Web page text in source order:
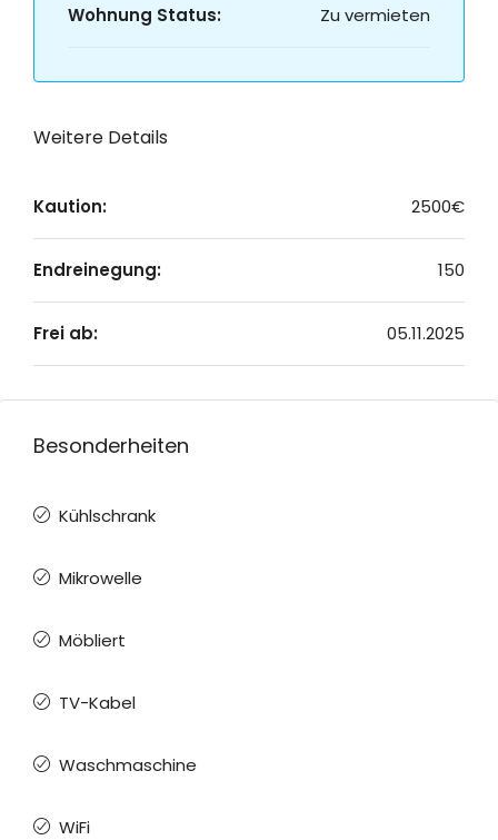
Wohnung Status: Zu vermieten
Weitere Details
Kaution: 2500€
Endreinegung: 150
Frei ab: 05.11.2025
Besonderheiten
Kühlschrank
Mikrowelle
Möbliert
TV-Kabel
Waschmaschine
WiFi